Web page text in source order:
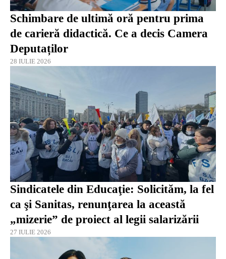
Schimbare de ultimă oră pentru prima
de carieră didactică. Ce a decis Camera
Deputaților
28 IULIE 2026
Sindicatele din Educaţie: Solicităm, la fel
ca şi Sanitas, renunţarea la această
„mizerie” de proiect al legii salarizării
27 IULIE 2026